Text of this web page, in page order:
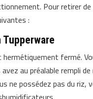
Pour retirer
:
Tupperware
hermétiquement fermé.
au préalable rempli
ne possédez pas du